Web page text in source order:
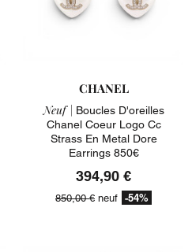
CHANEL
Neuf | Boucles D'oreilles
Chanel Coeur Logo Cc
Strass En Metal Dore
Earrings 850€
394,90 €
850,00 € neuf -54%